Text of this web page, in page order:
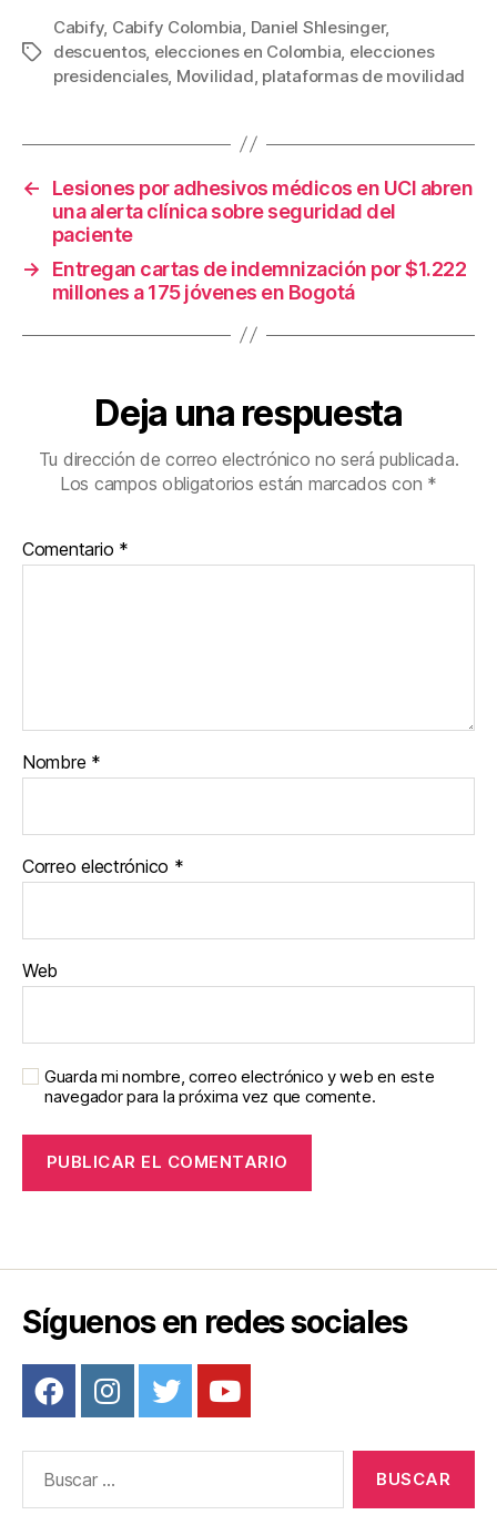
c
e
o
k
tt
er
ail er
e
m
p
tir
Etiquetas
Cabify, Cabify Colombia Daniel Shlesinger,
descuentos, elecciones en Colombia elecciones
presidenciales, Movilidad plataformas de movilidad
←
Lesiones por adhesivos médicos en UCI abren
una alerta clínica sobre seguridad del
paciente
→
Entregan cartas de indemnización por $1.222
millones a 175 jóvenes en Bogotá
Deja una respuesta
Tu dirección de correo electrónico no será publicada.
Los campos obligatorios están marcados con *
Comentario *
Nombre *
Correo electrónico *
Web
Guarda mi nombre, correo electrónico y web en este
navegador para la próxima vez que comente.
Síguenos en redes sociales